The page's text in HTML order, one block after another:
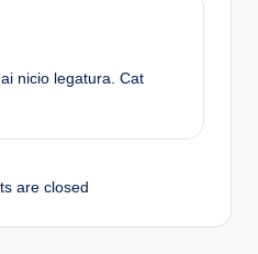
nicio legatura. Cat
are closed